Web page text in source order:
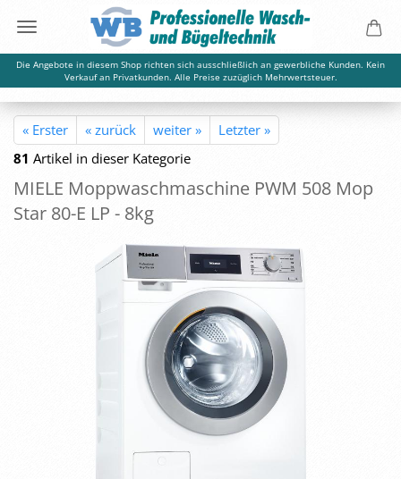
Die Angebote in diesem Shop richten sich ausschließlich an gewerbliche Kunden. Kein
Verkauf an Privatkunden. Alle Preise zuzüglich Mehrwertsteuer.
« Erster « zurück weiter »
Letzter »
81 Artikel in dieser Kategorie
MIELE Mopp­wasch­ma­schi­ne PWM 508 Mop
Star 80-E LP - 8kg